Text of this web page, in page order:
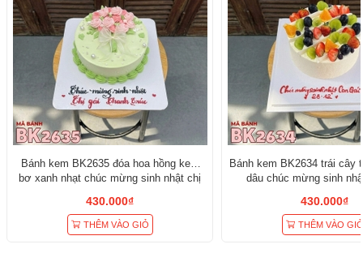
Bánh kem BK2635 đóa hoa hồng kem
bơ xanh nhạt chúc mừng sinh nhật chị
430.000₫
THÊM VÀO GIỎ
Bánh kem BK2634 trái cây
dâu chúc mừng sinh
430.000₫
THÊM VÀO GIỎ